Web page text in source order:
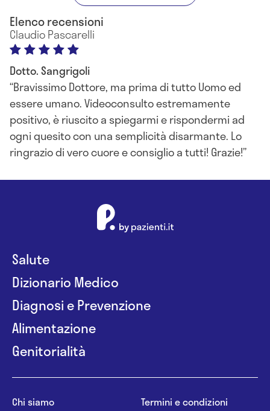
Elenco recensioni
Claudio Pascarelli
Dotto. Sangrigoli
Bravissimo Dottore, ma prima di tutto Uomo ed
essere umano. Videoconsulto estremamente
positivo, è riuscito a spiegarmi e rispondermi ad
ogni quesito con una semplicità disarmante. Lo
ringrazio di vero cuore e consiglio a tutti! Grazie!
Salute
Dizionario Medico
Diagnosi e Prevenzione
Alimentazione
Genitorialità
Chi siamo
Termini e condizioni